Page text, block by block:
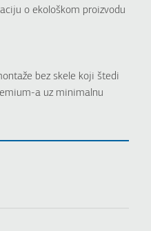
o ekološkom proizvodu
bez skele koji štedi
a uz minimalnu